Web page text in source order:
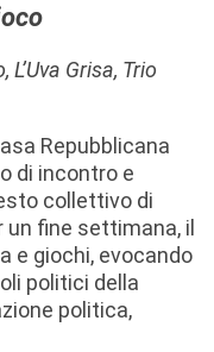
Grisa, Trio
Repubblicana
di incontro e
collettivo di
un fine settimana, il
e giochi, evocando
politici della
politica,